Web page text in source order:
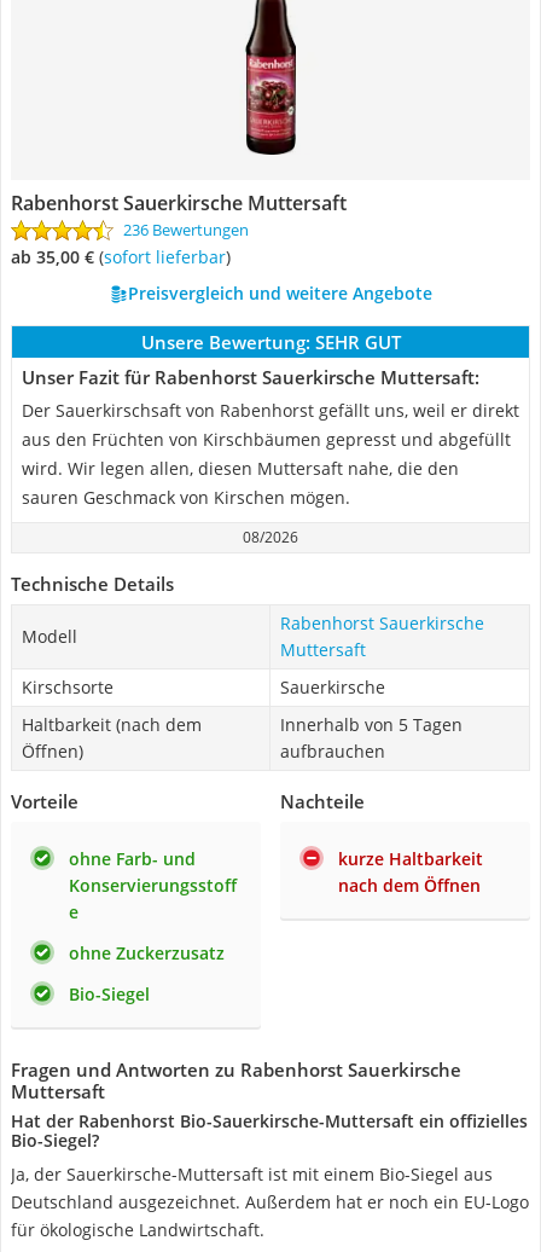
Rabenhorst Sauerkirsche Muttersaft
236 Bewertungen
ab 35,00 € ( Sofort lieferbar)
Preisvergleich und weitere Angebote
Unsere Bewertung: SEHR GUT
Unser Fazit für Rabenhorst Sauerkirsche Muttersaft:
Der Sauerkirschsaft von Rabenhorst gefällt uns, weil er direkt
aus den Früchten von Kirschbäumen gepresst und abgefüllt
wird. Wir legen allen, diesen Muttersaft nahe, die den
sauren Geschmack von Kirschen mögen.
08/2026
Technische Details
Modell
Rabenhorst Sauerkirsche
Muttersaft
Kirschsorte
Sauerkirsche
Haltbarkeit (nach dem
Öffnen)
Innerhalb von 5 Tagen
aufbrauchen
Vorteile
ohne Farb- und
Konservierungsstoff
e
ohne Zuckerzusatz
Bio-Siegel
Nachteile
kurze Haltbarkeit
nach dem Öffnen
Fragen und Antworten zu Rabenhorst Sauerkirsche
Muttersaft
Hat der Rabenhorst Bio-Sauerkirsche-Muttersaft ein offizielles
Bio-Siegel?
Ja, der Sauerkirsche-Muttersaft ist mit einem Bio-Siegel aus
Deutschland ausgezeichnet. Außerdem hat er noch ein EU-Logo
für ökologische Landwirtschaft.